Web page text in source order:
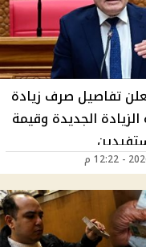
تفاصيل صرف زيادة
الجديدة وقيمة